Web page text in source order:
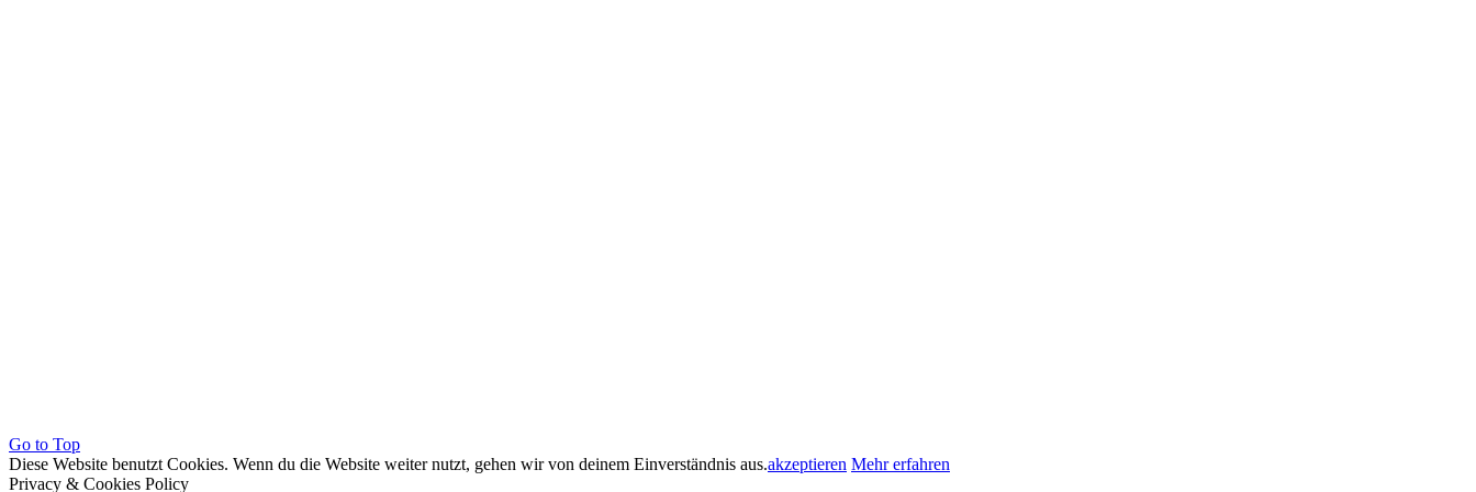
Go to Top
Diese Website benutzt Cookies. Wenn du die Website weiter nutzt, gehen wir von deinem Einverständnis aus.akzeptieren Mehr erfahren
Privacy & Cookies Policy